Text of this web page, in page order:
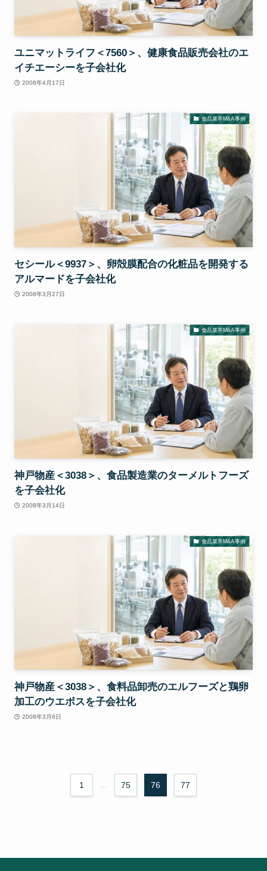
ユニマットライフ＜7560＞、健康食品販売会社のエ
イチエーシーを子会社化
2008年4月17日
食品業界M&A事例
セシール＜9937＞、卵殻膜配合の化粧品を開発する
アルマードを子会社化
2008年3月27日
食品業界M&A事例
神戸物産＜3038＞、食品製造業のターメルトフーズ
を子会社化
2008年3月14日
食品業界M&A事例
神戸物産＜3038＞、食料品卸売のエルフーズと鶏卵
加工のウエボスを子会社化
2008年3月6日
1 75 76 77